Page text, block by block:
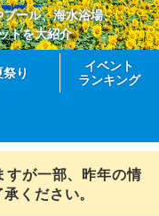
ール、海水浴場、
トを大紹介
祭り
イベント
ランキング
すが一部、昨年の情
ください。